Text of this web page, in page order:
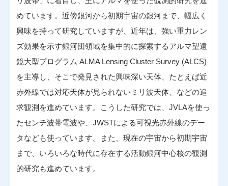
めています。近傍銀河から初期宇宙の銀河まで、幅広く
興味を持って研究していますが、近年は、強い重力レン
ズ効果を示す銀河団領域を集中的に探索するアルマ望遠
鏡大型プログラム ALMA Lensing Cluster Survey (ALCS)
を主導し、そこで発見された興味深い天体、たとえば近
赤外線では対応天体が見られないミリ波天体、などの追
求観測を進めています。こうした研究では、JVLAを使っ
たセンチ波帯電波や、JWSTによる可視光赤外線のデー
タなども使っています。また、現在の宇宙から初期宇宙
まで、いろいろな時代に存在する活動銀河中心核の観測
的研究も進めています。